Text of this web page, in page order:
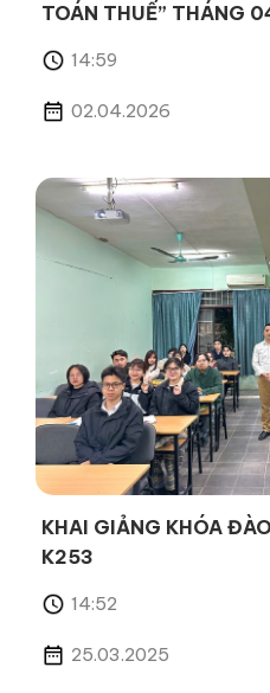
TOÁN THUẾ” THÁNG
14:59
02.04.2026
KHAI GIẢNG KHÓA
K253
14:52
25.03.2025